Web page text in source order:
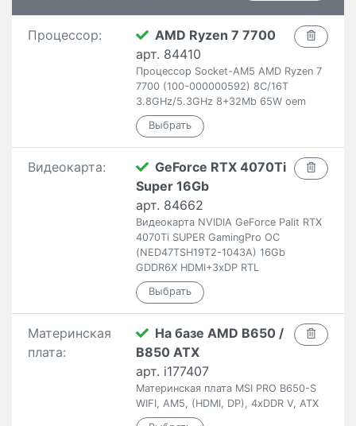
Процессор:
AMD Ryzen 7 7700
арт. 84410
Процессор Socket-AM5 AMD Ryzen 7
7700 (100-000000592) 8C/16T
3.8GHz/5.3GHz 8+32Mb 65W oem
Видеокарта:
GeForce RTX 4070Ti
Super 16Gb
арт. 84662
Видеокарта NVIDIA GeForce Palit RTX
4070Ti SUPER GamingPro OC
(NED47TSH19T2-1043A) 16Gb
GDDR6X HDMI+3xDP RTL
Материнская
плата:
На базе AMD B650 /
B850 ATX
арт. i177407
Материнская плата MSI PRO B650-S
WIFI, AM5, (HDMI, DP), 4xDDR V, ATX